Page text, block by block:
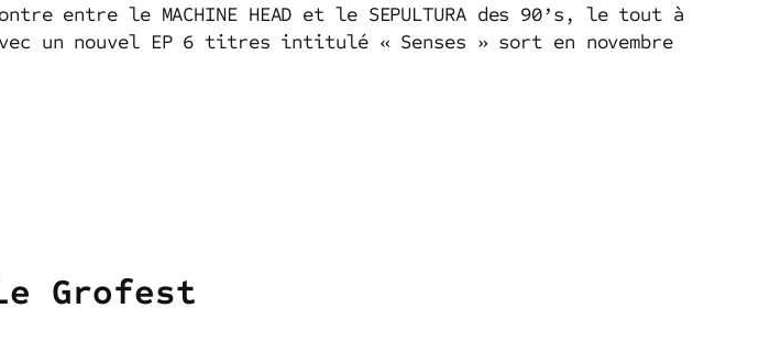
entre le MACHINE HEAD et le SEPULTURA des 90’s, le tout à
un nouvel EP 6 titres intitulé « Senses » sort en novembre
Grofest